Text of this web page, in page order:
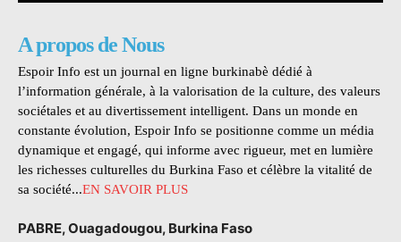
A propos de Nous
Espoir Info est un journal en ligne burkinabè dédié à
l’information générale, à la valorisation de la culture, des valeurs
sociétales et au divertissement intelligent. Dans un monde en
constante évolution, Espoir Info se positionne comme un média
dynamique et engagé, qui informe avec rigueur, met en lumière
les richesses culturelles du Burkina Faso et célèbre la vitalité de
sa société...EN SAVOIR PLUS
PABRE, Ouagadougou, Burkina Faso